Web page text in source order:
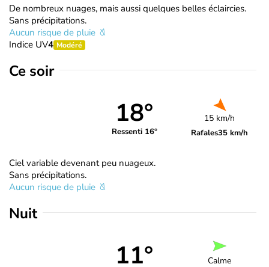
De nombreux nuages, mais aussi quelques belles éclaircies.
Sans précipitations.
Aucun risque de pluie
Indice UV4 Modéré
Ce soir
18°
Ressenti 16°
15 km/h
Rafales35 km/h
Ciel variable devenant peu nuageux.
Sans précipitations.
Aucun risque de pluie
Nuit
11° Calme